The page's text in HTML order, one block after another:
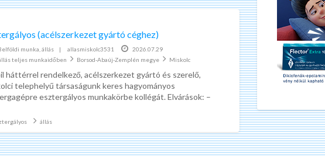
(acélszerkezet gyártó céghez)
munka, állás | allasmiskolc3531
2026.07.29
teljes munkaidőben
Borsod-Abaúj-Zemplén megye Miskolc
háttérrel rendelkező, acélszerkezet gyártó és szerelő,
telephelyű társaságunk keres hagyományos
esztergályos munkakörbe kollégát. Elvárások: –
állás